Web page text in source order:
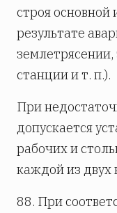
строя основной
результате
станции и т. п.).
При
допускается
рабочих и
каждой из двух
88. При